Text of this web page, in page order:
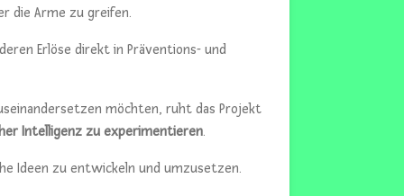
die Arme zu greifen.
Erlöse direkt in Präventions- und
möchten, ruht das Projekt
Intelligenz zu experimentieren.
Ideen zu entwickeln und umzusetzen.